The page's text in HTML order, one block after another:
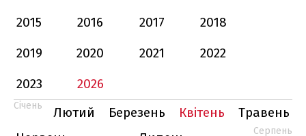
2015
2016 2017
2018
2019
2020 2021
2022
2023
2026
Січень Лютий Березень Квітень
Травень
Серпень